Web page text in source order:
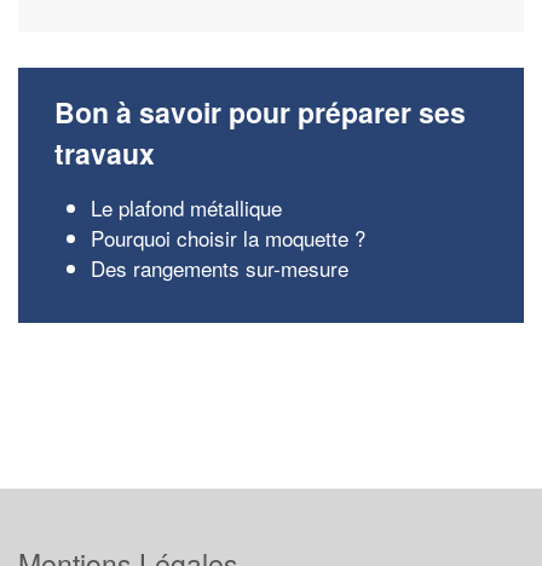
Bon à savoir pour préparer ses
travaux
Le plafond métallique
Pourquoi choisir la moquette ?
Des rangements sur-mesure